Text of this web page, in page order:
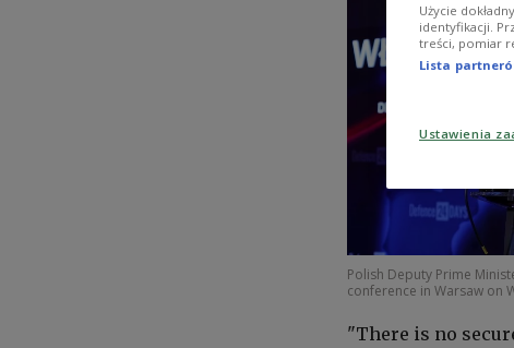
Polish Deputy Prime
conference in Warsaw on
"There is no
Użycie
identyfikacji.
treści, pomiar
Lista
Ustawienia